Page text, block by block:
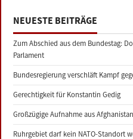
NEUESTE BEITRÄGE
Zum Abschied aus dem Bundestag:
Parlament
Bundesregierung verschläft Kampf
Gerechtigkeit für Konstantin Gedig
Großzügige Aufnahme aus
Ruhrgebiet darf kein NATO-Standort